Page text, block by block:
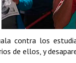
contra los
de ellos, y